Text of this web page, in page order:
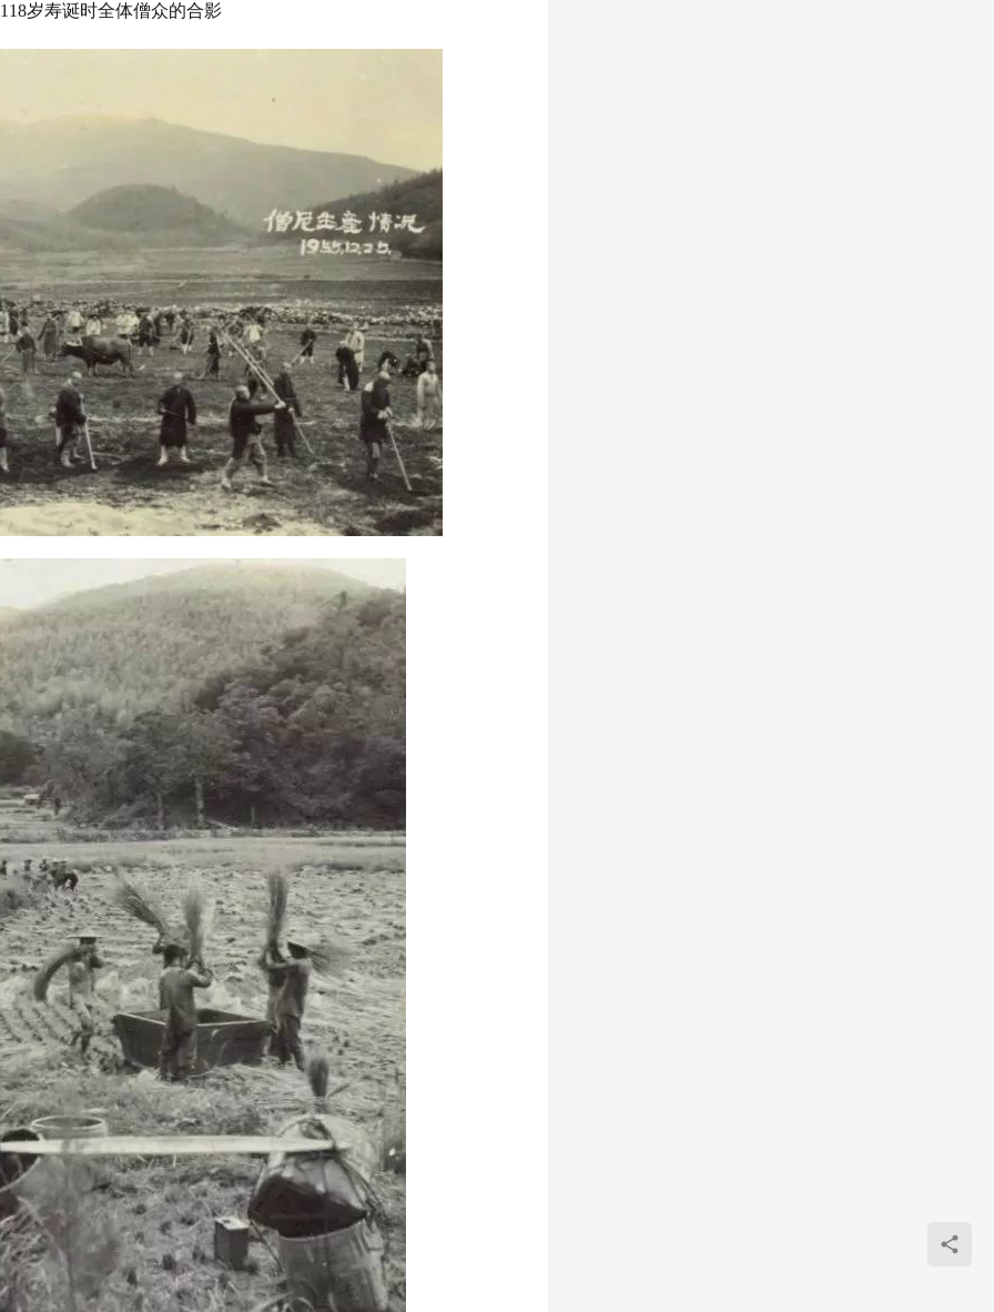
岁寿诞时全体僧众的合影